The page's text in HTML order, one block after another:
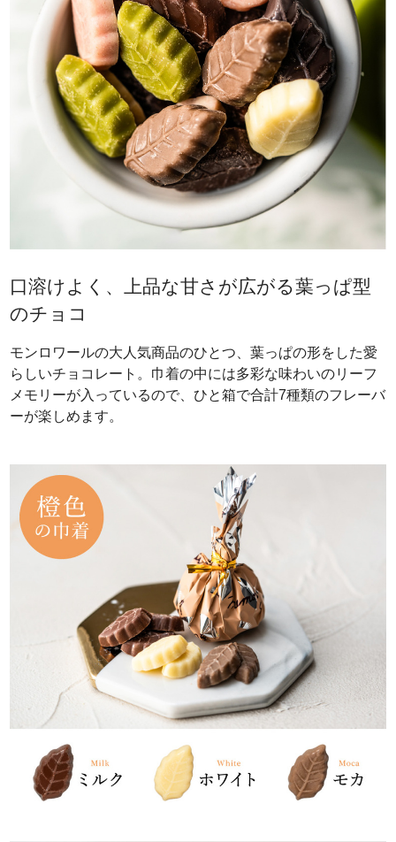
口溶けよく、上品な甘さが広がる葉っぱ型
のチョコ
モンロワールの大人気商品のひとつ、葉っぱの形をした愛
らしいチョコレート。巾着の中には多彩な味わいのリーフ
メモリーが入っているので、ひと箱で合計7種類のフレーバ
ーが楽しめます。